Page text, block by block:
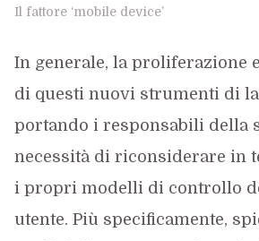
Il fattore ‘mobile device’
In generale, la proliferazione
di questi nuovi strumenti di
portando i responsabili della
necessità di riconsiderare in
i propri modelli di controllo
utente. Più specificamente,